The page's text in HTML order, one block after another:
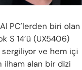
PC’lerden biri olan
S 14’ü (UX5406)
sergiliyor ve hem içi
ilham alan bir dizi